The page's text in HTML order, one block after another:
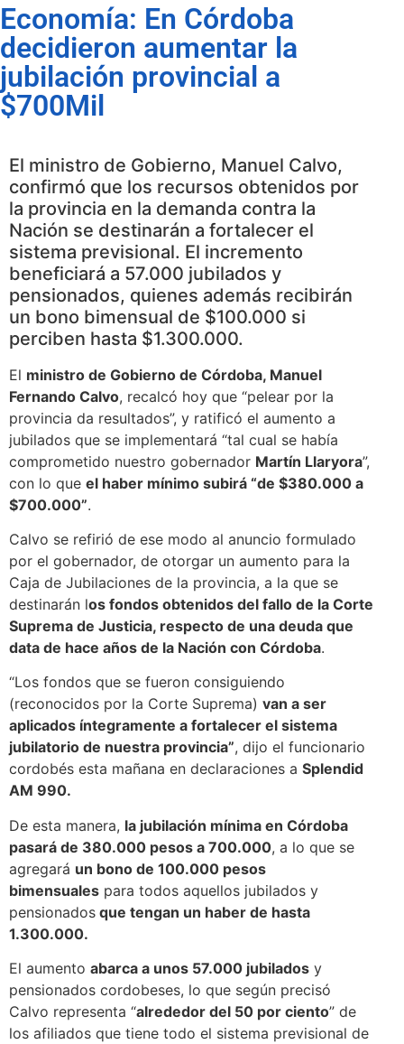
Economía: En Córdoba
decidieron aumentar la
jubilación provincial a
$700Mil
El ministro de Gobierno, Manuel Calvo,
confirmó que los recursos obtenidos por
la provincia en la demanda contra la
Nación se destinarán a fortalecer el
sistema previsional. El incremento
beneficiará a 57.000 jubilados y
pensionados, quienes además recibirán
un bono bimensual de $100.000 si
perciben hasta $1.300.000.
El ministro de Gobierno de Córdoba, Manuel
Fernando Calvo, recalcó hoy que “pelear por la
provincia da resultados”, y ratificó el aumento a
jubilados que se implementará “tal cual se había
comprometido nuestro gobernador Martín Llaryora”,
con lo que el haber mínimo subirá “de $380.000 a
$700.000”.
Calvo se refirió de ese modo al anuncio formulado
por el gobernador, de otorgar un aumento para la
Caja de Jubilaciones de la provincia, a la que se
destinarán los fondos obtenidos del fallo de la Corte
Suprema de Justicia, respecto de una deuda que
data de hace años de la Nación con Córdoba.
“Los fondos que se fueron consiguiendo
(reconocidos por la Corte Suprema) van a ser
aplicados íntegramente a fortalecer el sistema
jubilatorio de nuestra provincia”, dijo el funcionario
cordobés esta mañana en declaraciones a Splendid
AM 990.
De esta manera, la jubilación mínima en Córdoba
pasará de 380.000 pesos a 700.000, a lo que se
agregará un bono de 100.000 pesos
bimensuales para todos aquellos jubilados y
pensionados que tengan un haber de hasta
1.300.000.
El aumento abarca a unos 57.000 jubilados y
pensionados cordobeses, lo que según precisó
Calvo representa “alrededor del 50 por ciento” de
los afiliados que tiene todo el sistema previsional de